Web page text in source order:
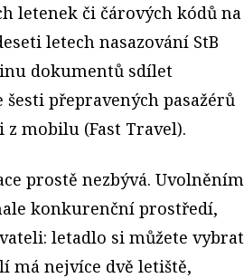
letenek či čárových kódů na
letech nasazování StB
dokumentů sdílet
přepravených pasažérů
z mobilu (Fast Travel).
prostě nezbývá. Uvolněním
konkurenční prostředí,
letadlo si můžete vybrat
má nejvíce dvě letiště,